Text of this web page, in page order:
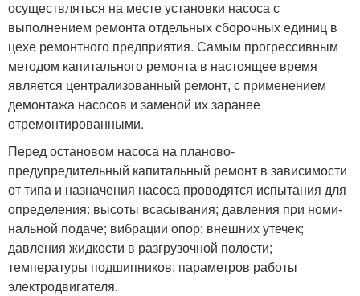
осуществляться на месте установки насоса с
выполнением ремонта от­дельных сборочных единиц в
цехе ремонтного предприятия. Самым прогрессивным
методом капиталь­ного ремонта в настоящее время
является централизо­ванный ремонт, с применением
демонтажа насосов и заменой их заранее
отремонтированными.
Перед остановом насоса на пла­ново-
предупредительный капиталь­ный ремонт в зависимости
от типа и назначения насоса проводятся ис­пытания для
определения: высоты всасывания; давления при номи­
нальной подаче; вибрации опор; вне­шних утечек;
давления жидкости в разгрузочной полости;
температуры подшипников; параметров работы
электродвигателя.